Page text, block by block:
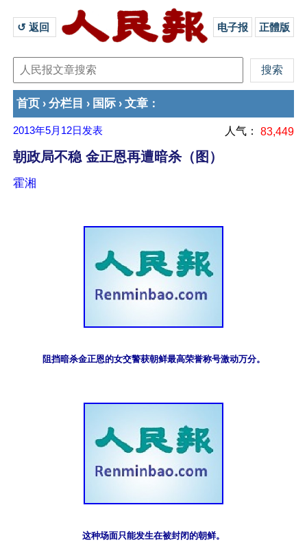
↺ 返回 电子报 正體版
首页 › 分栏目 › 国际 › 文章 ：
2013年5月12日 发表 人气： 83,449
朝政局不稳 金正恩再遭暗杀（图）
霍湘
阻挡暗杀金正恩的女交警获朝鲜最高荣誉称号激动万分。
这种场面只能发生在被封闭的朝鲜。